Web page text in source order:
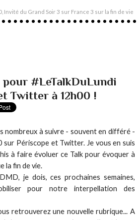
Invité du Grand Soir 3 sur France 3 sur la fin de vie
#LeTalkDuLundi
Twitter à 12h00 !
nombreux à suivre - souvent en différé -
sur Périscope et Twitter. Je vous en suis
à faire évoluer ce Talk pour évoquer à
la fin de vie.
je dois, ces prochaines semaines,
pour notre interpellation des
retrouverez une nouvelle rubrique... A